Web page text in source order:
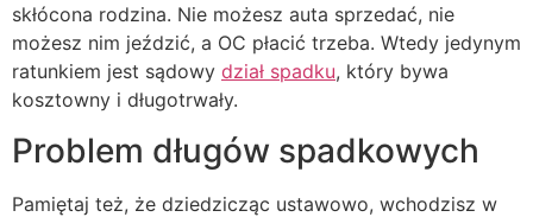
skłócona rodzina. Nie możesz auta sprzedać, nie
możesz nim jeździć, a OC płacić trzeba. Wtedy jedynym
ratunkiem jest sądowy dział spadku, który bywa
kosztowny i długotrwały.
Problem długów spadkowych
Pamiętaj też, że dziedzicząc ustawowo, wchodzisz w